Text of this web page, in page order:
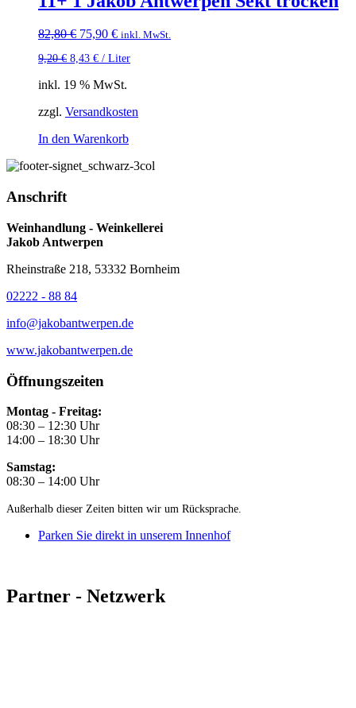
82,80€ Ursprünglicher
war:
75,90 €Aktueller
ist:
inkl. MwSt.
9,20€ 8,43 € / Liter
inkl. 19 % MwSt.
zzgl. Versandkosten
In den Warenkorb
Anschrift
Weinhandlung - Weinkellerei
Jakob Antwerpen
Rheinstraße 218, 53332 Bornheim
02222 - 88 84
info@jakobantwerpen.de
www.jakobantwerpen.de
Öffnungszeiten
Montag - Freitag:
08:30 – 12:30 Uhr
14:00 – 18:30 Uhr
Samstag:
08:30 – 14:00 Uhr
Außerhalb dieser Zeiten bitten wir um Rücksprache.
Parken Sie direkt in unserem Innenhof
Partner - Netzwerk